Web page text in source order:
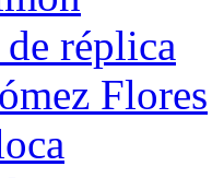
réplica
Flores